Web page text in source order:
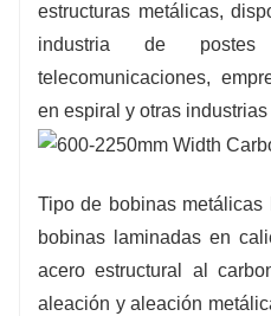
Componentes químicos:
Manganeso: 0,38-0,4;
Tipo: 0,2-25 mm*600-
estructuras metálicas,
industria de
telecomunicaciones,
en espiral y otras
Tipo de bobinas
bobinas laminadas en
acero estructural al
aleación y aleación